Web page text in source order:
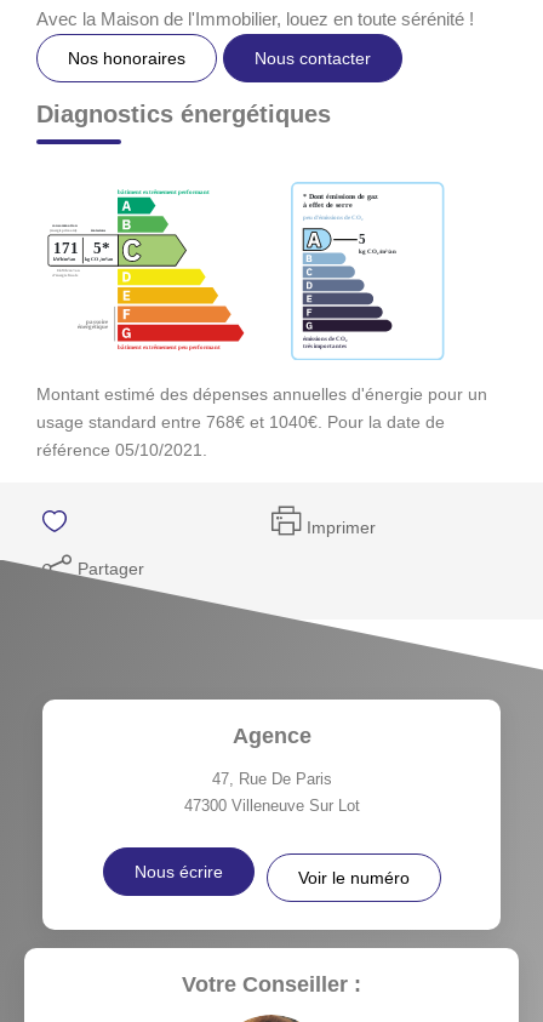
Avec la Maison de l'Immobilier, louez en toute sérénité !
Nos honoraires Nous contacter
Diagnostics énergétiques
Montant estimé des dépenses annuelles d'énergie pour un
usage standard entre 768€ et 1040€. Pour la date de
référence 05/10/2021.
Imprimer
Partager
Agence
47, Rue De Paris
47300 Villeneuve Sur Lot
Nous écrire Voir le numéro
Votre Conseiller :